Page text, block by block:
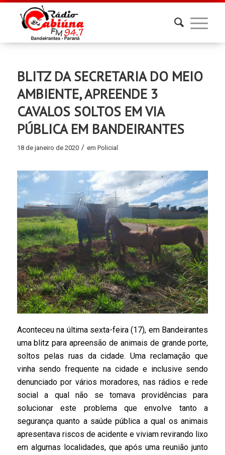
BLITZ DA SECRETARIA DO MEIO
AMBIENTE, APREENDE 3
CAVALOS SOLTOS EM VIA
PÚBLICA EM BANDEIRANTES
18 de janeiro de 2020 / em Policial
Aconteceu na última sexta-feira (17), em Bandeirantes
uma blitz para apreensão de animais de grande porte,
soltos pelas ruas da cidade. Uma reclamação que
vinha sendo frequente na cidade e inclusive sendo
denunciado por vários moradores, nas rádios e rede
social a qual não se tomava providências para
solucionar este problema que envolve tanto a
segurança quanto a saúde pública a qual os animais
apresentava riscos de acidente e viviam revirando lixo
em algumas localidades, que após uma reunião junto